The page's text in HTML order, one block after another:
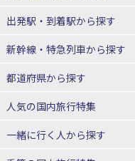
JR・新幹線＋ホテルパック
出張パック
出発駅・到着駅から探す
秋田⇔東京 新幹線パック
仙台→東京 新幹線パック
富山⇔東京 新幹線パック
東京→仙台 新幹線パック
新幹線・特急列車から探す
北海道新幹線 旅行
山形新幹線 旅行
東海道新幹線 旅行
都道府県から探す
北海道旅行・ツアー
人気の国内旅行特集
東京ディズニーリゾート®への旅
一緒に行く人から探す